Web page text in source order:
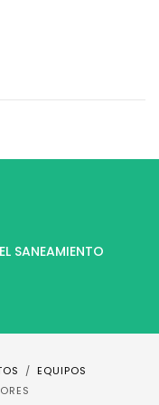
SANEAMIENTO
EQUIPOS